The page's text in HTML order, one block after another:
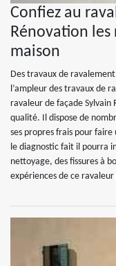
Confiez au
Rénovation
maison
Des travaux de
l’ampleur des travaux de
ravaleur de façade Sylvain
qualité. Il dispose de
ses propres frais pour faire
le diagnostic fait il pourra
nettoyage, des fissures à
expériences de ce